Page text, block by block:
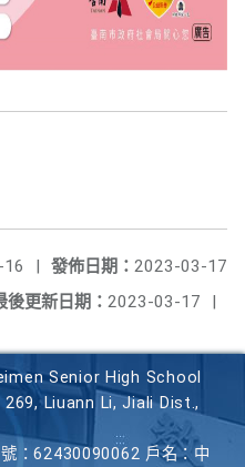
發佈日期： 2023-03-17
|
後更新日期： 2023-03-17 |
Senior High School
269, Liuann Li, Jiali Dist.,
：62430090062 戶名：中